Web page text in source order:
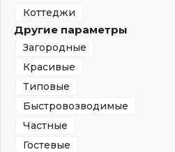
Коттеджи
Другие параметры
Загородные
Красивые
Типовые
Быстровозводимые
Частные
Гостевые